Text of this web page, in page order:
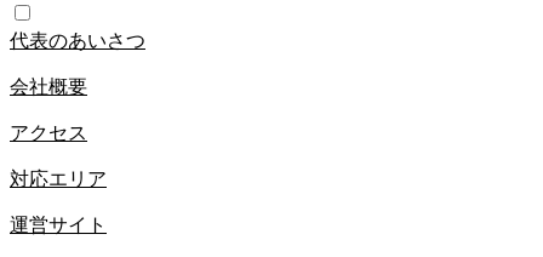
代表のあいさつ
会社概要
アクセス
対応エリア
運営サイト